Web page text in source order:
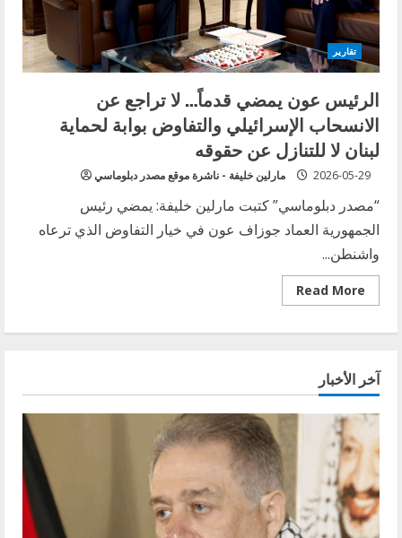
تقارير
الرئيس عون يمضي قدماً… لا تراجع عن
الانسحاب الإسرائيلي والتفاوض بوابة لحماية
لبنان لا للتنازل عن حقوقه
مارلين خليفة - ناشرة موقع مصدر دبلوماسي 2026-05-29
“مصدر دبلوماسي” كتبت مارلين خليفة: يمضي رئيس
الجمهورية العماد جوزاف عون في خيار التفاوض الذي ترعاه
واشنطن...
Read More
Read
more
الانسحاب
الإسرائيلي
والتفاوض
بوابة
لحماية
لبنان
للتنازل
عن
حقوقه
آخر الأخبار